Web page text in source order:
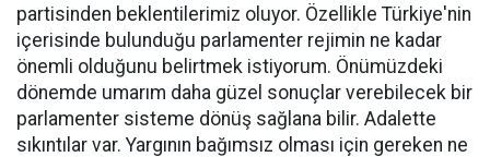
partisinden beklentilerimiz oluyor. Özellikle Türkiye'nin
içerisinde bulunduğu parlamenter rejimin ne kadar
önemli olduğunu belirtmek istiyorum. Önümüzdeki
dönemde umarım daha güzel sonuçlar verebilecek bir
parlamenter sisteme dönüş sağlana bilir. Adalette
sıkıntılar var. Yargının bağımsız olması için gereken ne